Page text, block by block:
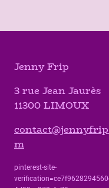
Jenny Frip
3 rue Jean Jaurès
11300 LIMOUX
m
pinterest-site-